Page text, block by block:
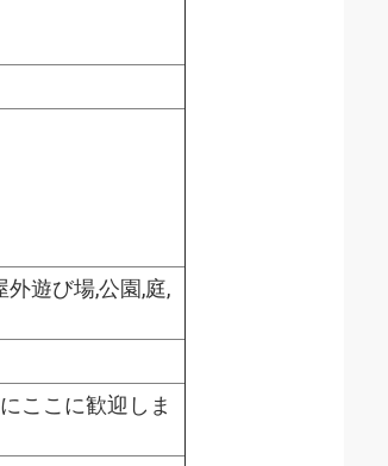
遊び場,公園,庭,
ここに歓迎しま